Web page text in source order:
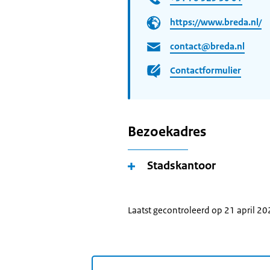
https://www.breda.nl/
contact@breda.nl
Contactformulier
Bezoekadres
Stadskantoor
Laatst gecontroleerd op 21 april